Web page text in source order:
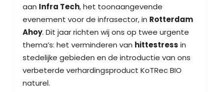
aan Infra Tech, het toonaangevende
evenement voor de infrasector, in Rotterdam
Ahoy. Dit jaar richten wij ons op twee urgente
thema’s: het verminderen van hittestress in
stedelijke gebieden en de introductie van ons
verbeterde verhardingsproduct KoTRec BIO
naturel.